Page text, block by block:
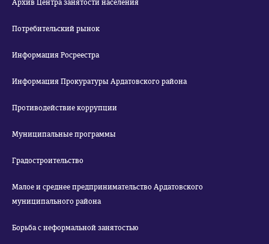
Архив Центра занятости населения
Потребительский рынок
Информация Росреестра
Информация Прокуратуры Ардатовского района
Противодействие коррупции
Муниципальные программы
Градостроительство
Малое и среднее предпринимательство Ардатовского
муниципального района
Борьба с неформальной занятостью